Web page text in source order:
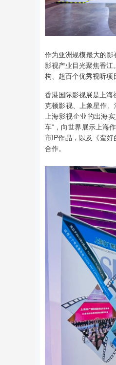
作为亚洲规模最大的
影视产业目光聚焦香江
构、超百个优秀视听项
香港国际影视展是上海
克顿影视、上象星作
上海影视企业的出海
车”，向世界展示上海
市IP作品，以及《蛮
合作。